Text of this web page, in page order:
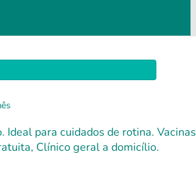
Ideal para cuidados de rotina.
Clínico geral a domicílio.